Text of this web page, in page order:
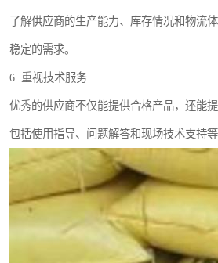
了解供应商的生产能力、库存情况和物流
稳定的需求。
6. 重视技术服务
优秀的供应商不仅能提供合格产品，还能提
包括使用指导、问题解答和现场技术支持等